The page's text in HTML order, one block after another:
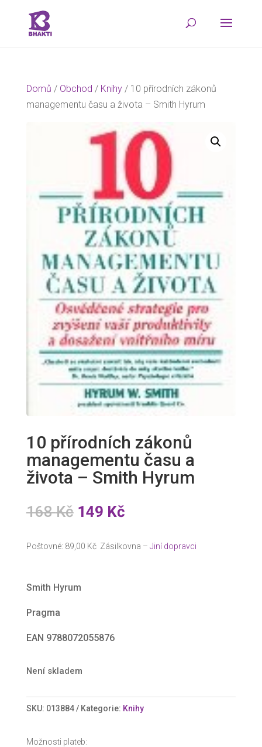
Domů / Obchod / Knihy/ 10 přírodních zákonů
managementu času a života – Smith Hyrum
10 přírodních zákonů
managementu času a
života – Smith Hyrum
168Kč Původní
byla:
149 KčAktuální
je:
Poštovné: 89,00 Kč Zásilkovna – Jiní dopravci
Smith Hyrum
Pragma
EAN 9788072055876
Není skladem
SKU: 013884 Kategorie: Knihy
Možnosti plateb: